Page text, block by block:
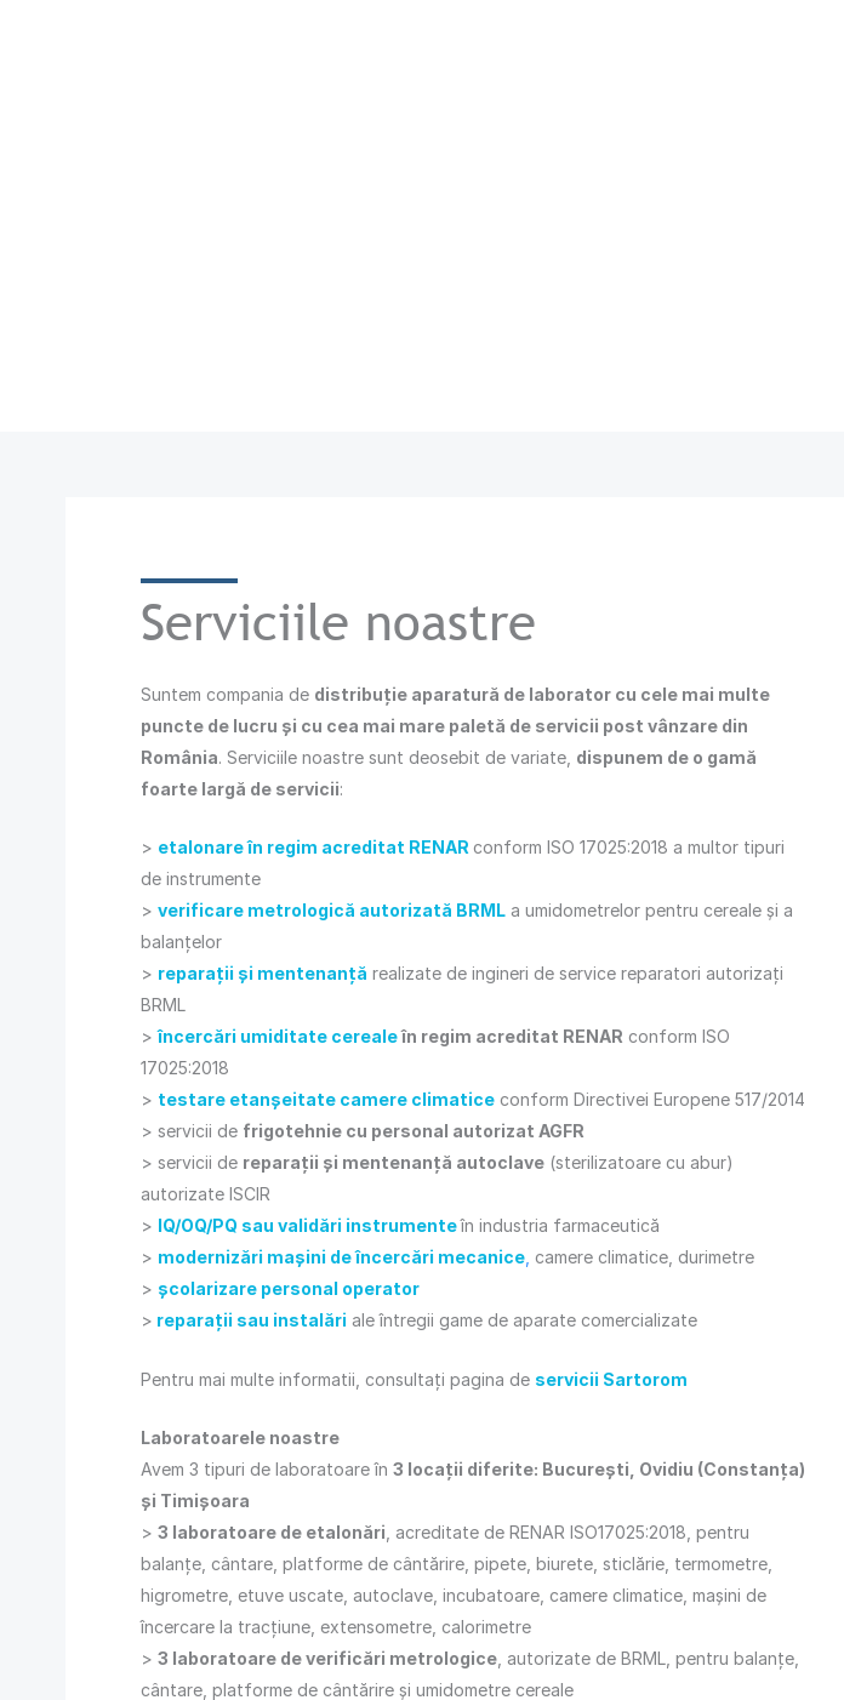
Serviciile noastre
Suntem compania de distribuţie aparatură de laborator cu cele mai multe
puncte de lucru şi cu cea mai mare paletă de servicii post vânzare din
România. Serviciile noastre sunt deosebit de variate, dispunem de o gamă
foarte largă de servicii:
> etalonare în regim acreditat RENAR conform ISO 17025:2018 a multor tipuri
de instrumente
> verificare metrologică autorizată BRMLa umidometrelor pentru cereale şi a
balanţelor
> reparaţii şi mentenanţă realizate de ingineri de service reparatori autorizaţi
BRML
>încercări umiditate cerealeîn regim acreditat RENAR conform ISO
17025:2018
> testare etanşeitate camere climaticeconform Directivei Europene 517/2014
> servicii de frigotehnie cu personal autorizat AGFR
> servicii de reparaţii şi mentenanţă autoclave(sterilizatoare cu abur)
autorizate ISCIR
> IQ/OQ/PQ sau validări instrumenteîn industria farmaceutică
> modernizări maşini de încercări mecanice, camere climatice, durimetre
> şcolarizare personal operator
> reparaţii sau instalări ale întregii game de aparate comercializate
Pentru mai multe informatii, consultați pagina de servicii Sartorom
Laboratoarele noastre
Avem 3 tipuri de laboratoare în 3 locații diferite: București, Ovidiu (Constanța)
și Timișoara
> 3 laboratoare de etalonări , acreditate de RENAR ISO17025:2018, pentru
balanțe, cântare, platforme de cântărire, pipete, biurete, sticlărie, termometre,
higrometre, etuve uscate, autoclave, incubatoare, camere climatice, mașini de
încercare la tracțiune, extensometre, calorimetre
> 3 laboratoare de verificări metrologice, autorizate de BRML, pentru balanțe,
cântare, platforme de cântărire și umidometre cereale